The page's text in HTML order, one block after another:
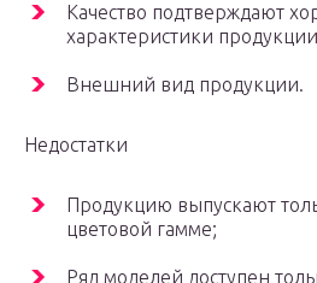
Качество подтверждают
характеристики
Внешний вид продукции.
Недостатки
Продукцию выпускают
цветовой гамме;
Ряд моделей доступен